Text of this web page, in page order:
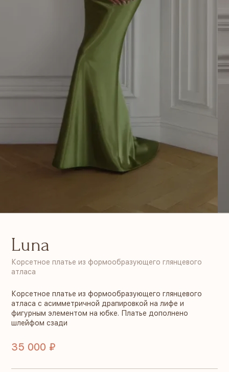
Luna
Корсетное платье из формообразующего глянцевого
атласа
Корсетное платье из формообразующего глянцевого
атласа с асимметричной драпировкой на лифе и
фигурным элементом на юбке. Платье дополнено
шлейфом сзади
35 000 ₽